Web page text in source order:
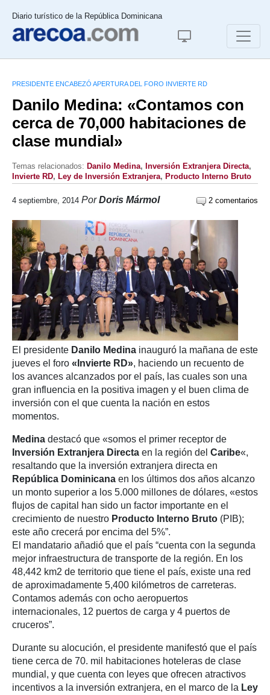
Diario turístico de la República Dominicana
PRESIDENTE ENCABEZÓ APERTURA DEL FORO INVIERTE RD
Danilo Medina: «Contamos con
cerca de 70,000 habitaciones de
clase mundial»
Temas relacionados: Danilo Medina, Inversión Extranjera Directa,
Invierte RD, Ley de Inversión Extranjera, Producto Interno Bruto
4 septiembre, 2014 PorDoris Mármol 2 comentarios
El presidente Danilo Medina inauguró la mañana de este
jueves el foro «Invierte RD», haciendo un recuento de
los avances alcanzados por el país, las cuales son una
gran influencia en la positiva imagen y el buen clima de
inversión con el que cuenta la nación en estos
momentos.
Medina destacó que «somos el primer receptor de
Inversión Extranjera Directa en la región del Caribe«,
resaltando que la inversión extranjera directa en
República Dominicana en los últimos dos años alcanzo
un monto superior a los 5.000 millones de dólares, «estos
flujos de capital han sido un factor importante en el
crecimiento de nuestro Producto Interno Bruto (PIB);
este año crecerá por encima del 5%”.
El mandatario añadió que el país “cuenta con la segunda
mejor infraestructura de transporte de la región. En los
48,442 km2 de territorio que tiene el país, existe una red
de aproximadamente 5,400 kilómetros de carreteras.
Contamos además con ocho aeropuertos
internacionales, 12 puertos de carga y 4 puertos de
cruceros”.
Durante su alocución, el presidente manifestó que el país
tiene cerca de 70. mil habitaciones hoteleras de clase
mundial, y que cuenta con leyes que ofrecen atractivos
incentivos a la inversión extranjera, en el marco de la Ley